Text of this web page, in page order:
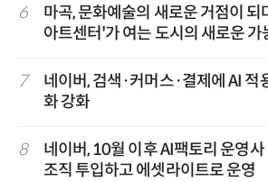
6
마곡, 문화예술의 새로운 거점이
아트센터'가 여는 도시의 새로운 가
7
네이버, 검색·커머스·결제에 AI
화 강화
8
네이버, 10월 이후 AI팩토리 운영
조직 투입하고 에셋라이트로 운영